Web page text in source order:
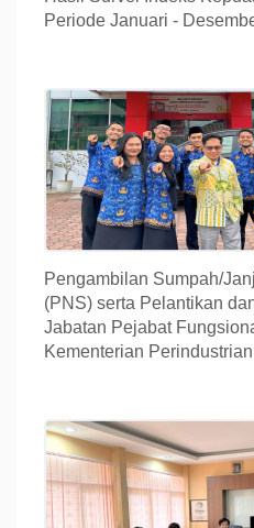
Periode Januari -
Pengambilan Sumpah/
(PNS) serta Pelantikan
Jabatan Pejabat
Kementerian